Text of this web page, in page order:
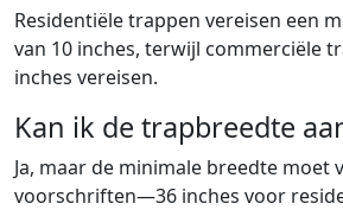
Residentiële trappen vereisen een
van 10 inches, terwijl commerciële
inches vereisen.
Kan ik de trapbreedte
Ja, maar de minimale breedte moet
voorschriften—36 inches voor